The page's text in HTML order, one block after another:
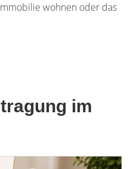
wohnen oder das
im